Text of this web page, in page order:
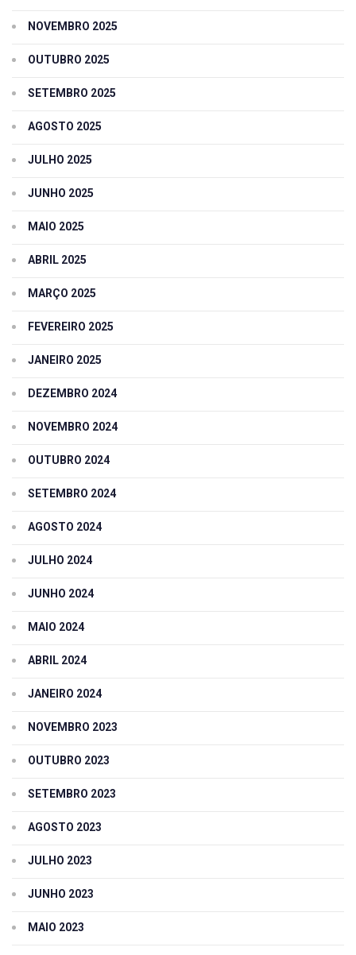
NOVEMBRO 2025
OUTUBRO 2025
SETEMBRO 2025
AGOSTO 2025
JULHO 2025
JUNHO 2025
MAIO 2025
ABRIL 2025
MARÇO 2025
FEVEREIRO 2025
JANEIRO 2025
DEZEMBRO 2024
NOVEMBRO 2024
OUTUBRO 2024
SETEMBRO 2024
AGOSTO 2024
JULHO 2024
JUNHO 2024
MAIO 2024
ABRIL 2024
JANEIRO 2024
NOVEMBRO 2023
OUTUBRO 2023
SETEMBRO 2023
AGOSTO 2023
JULHO 2023
JUNHO 2023
MAIO 2023